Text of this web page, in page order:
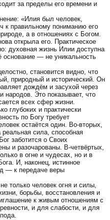
за пределы его времени и
«Илия был человек,
к правильному пониманию его
а в отношениях с Богом.
открыла его. Практическое
духовная жизнь Илии доступна
— не уникальность
становится видно, что
природный и исторический. Он
дождём и засухой через
народов. Это показывает, что
всех сфер жизни.
глубоких и практически
по Богу требует
остаётся один. Во-вторых,
сила, способная
заботится о Своих
и разочарованы. В-четвёртых,
в огне и чудесах, но и в
И, наконец, истинное
— к передаче веры
только человек огня и силы,
борьбы, восстановления и
к живым отношениям с
и для слабости, и для